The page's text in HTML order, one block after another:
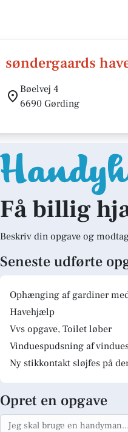
søndergaards
Bøelvej 4
6690 Gørding
Få billig
Beskriv din opgave og
Seneste udførte
Ophænging af gardiner
Havehjælp
Vvs opgave, Toilet løber
Vinduespudsning af
Ny stikkontakt sløjfes på
Opret en opgave